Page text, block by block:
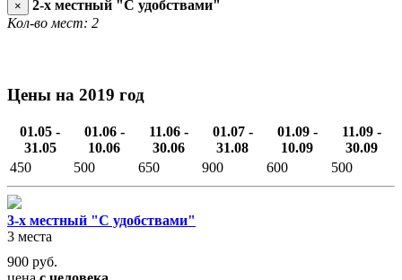
×
2-х местный "С удобствами"
Кол-во мест: 2
Цены на 2019 год
01.05 -
31.05
01.06 -
10.06
11.06 -
30.06
01.07 -
31.08
01.09 -
10.09
11.09 -
30.09
450
500 650 900 600 500
3-х местный "С удобствами"
3 места
900 руб.